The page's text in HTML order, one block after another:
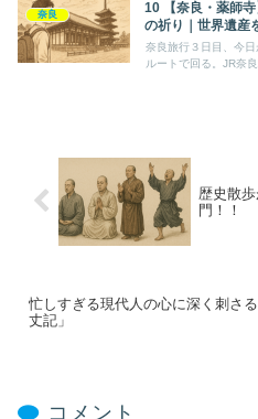
奈良
10 【奈良・薬師
の祈り｜世界遺産
奈良旅行３日目、今
ルートで回る。JR
歴史散
門！！
忙しすぎる現代人の心に深く刺さ
丈記」
コメント